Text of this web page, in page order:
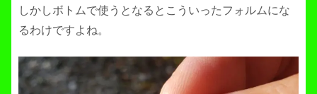
しかしボトムで使うとなるとこういったフォルムにな
るわけですよね。